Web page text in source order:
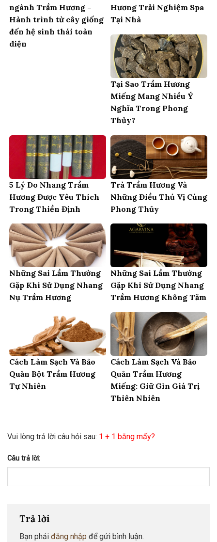
ngành Trầm Hương –
Hành trình từ cây giống
đến hệ sinh thái toàn
diện
Hương Trải Nghiệm Spa
Tại Nhà
Tại Sao Trầm Hương
Miếng Mang Nhiều Ý
Nghĩa Trong Phong
Thủy?
5 Lý Do Nhang Trầm
Hương Được Yêu Thích
Trong Thiền Định
Trà Trầm Hương Và
Những Điều Thú Vị Cùng
Phong Thủy
Những Sai Lầm Thường
Gặp Khi Sử Dụng Nhang
Nụ Trầm Hương
Những Sai Lầm Thường
Gặp Khi Sử Dụng Nhang
Trầm Hương Không Tăm
Cách Làm Sạch Và Bảo
Quản Bột Trầm Hương
Tự Nhiên
Cách Làm Sạch Và Bảo
Quản Trầm Hương
Miếng: Giữ Gìn Giá Trị
Thiên Nhiên
Vui lòng trả lời câu hỏi sau: 1 + 1 bằng mấy?
Câu trả lời:
Trả lời
Bạn phải đăng nhập để gửi bình luận.